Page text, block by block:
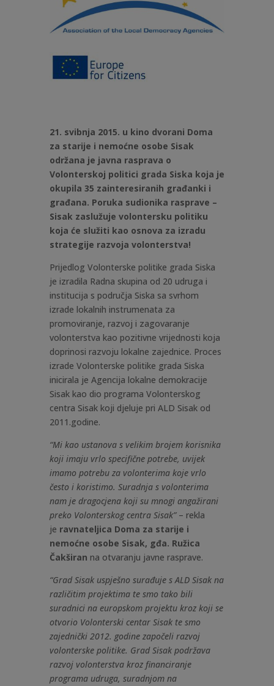
21. svibnja 2015. u kino dvorani Doma
za starije i nemoćne osobe Sisak
održana je javna rasprava o
Volonterskoj politici grada Siska koja je
okupila 35 zainteresiranih građanki i
građana. Poruka sudionika rasprave –
Sisak zaslužuje volontersku politiku
koja će služiti kao osnova za izradu
strategije razvoja volonterstva!
Prijedlog Volonterske politike grada Siska
je izradila Radna skupina od 20 udruga i
institucija s područja Siska sa svrhom
izrade lokalnih instrumenata za
promoviranje, razvoj i zagovaranje
volonterstva kao pozitivne vrijednosti koja
doprinosi razvoju lokalne zajednice. Proces
izrade Volonterske politike grada Siska
inicirala je Agencija lokalne demokracije
Sisak kao dio programa Volonterskog
centra Sisak koji djeluje pri ALD Sisak od
2011.godine.
“Mi kao ustanova s velikim brojem korisnika
koji imaju vrlo specifične potrebe, uvijek
imamo potrebu za volonterima koje vrlo
često i koristimo. Suradnja s volonterima
nam je dragocjena koji su mnogi angažirani
preko Volonterskog centra Sisak”– rekla
je ravnateljica Doma za starije i
nemoćne osobe Sisak, gđa. Ružica
Čakširan na otvaranju javne rasprave.
“Grad Sisak uspješno surađuje s ALD Sisak na
različitim projektima te smo tako bili
suradnici na europskom projektu kroz koji se
otvorio Volonterski centar Sisak te smo
zajednički 2012. godine započeli razvoj
volonterske politike. Grad Sisak podržava
razvoj volonterstva kroz financiranje
programa udruga, suradnjom na